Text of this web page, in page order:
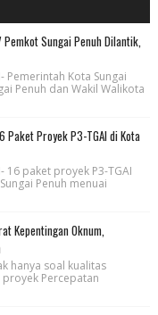
Sungai Penuh Dilantik,
Pemerintah Kota Sungai
Penuh dan Wakil Walikota
Paket Proyek P3-TGAI di Kota
16 paket proyek P3-TGAI
Penuh menuai
Kepentingan Oknum,
hanya soal kualitas
Percepatan